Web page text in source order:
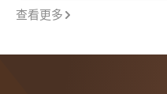
查看更多